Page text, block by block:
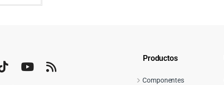
Productos
Componentes